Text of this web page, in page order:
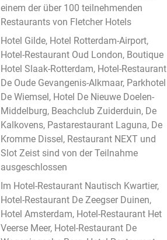
einem der über 100 teilnehmenden
Restaurants von Fletcher Hotels
Hotel Gilde, Hotel Rotterdam-Airport,
Hotel-Restaurant Oud London, Boutique
Hotel Slaak-Rotterdam, Hotel-Restaurant
De Oude Gevangenis-Alkmaar, Parkhotel
De Wiemsel, Hotel De Nieuwe Doelen-
Middelburg, Beachclub Zuiderduin, De
Kalkovens, Pastarestaurant Laguna, De
Kromme Dissel, Restaurant NEXT und
Slot Zeist sind von der Teilnahme
ausgeschlossen
Im Hotel-Restaurant Nautisch Kwartier,
Hotel-Restaurant De Zeegser Duinen,
Hotel Amsterdam, Hotel-Restaurant Het
Veerse Meer, Hotel-Restaurant De